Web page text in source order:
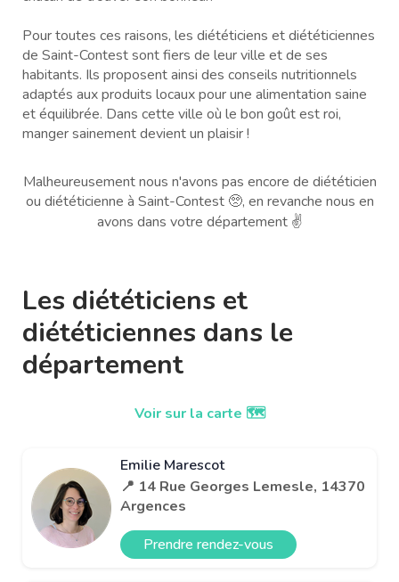
Pour toutes ces raisons, les diététiciens et diététiciennes
de Saint-Contest sont fiers de leur ville et de ses
habitants. Ils proposent ainsi des conseils nutritionnels
adaptés aux produits locaux pour une alimentation saine
et équilibrée. Dans cette ville où le bon goût est roi,
manger sainement devient un plaisir !
Malheureusement nous n'avons pas encore de diététicien
ou diététicienne à Saint-Contest 🥺, en revanche nous en
avons dans votre département ✌️
Les diététiciens et
diététiciennes dans le
département
Voir sur la carte 🗺️
Emilie Marescot
📍 14 Rue Georges Lemesle, 14370
Argences
Prendre rendez-vous